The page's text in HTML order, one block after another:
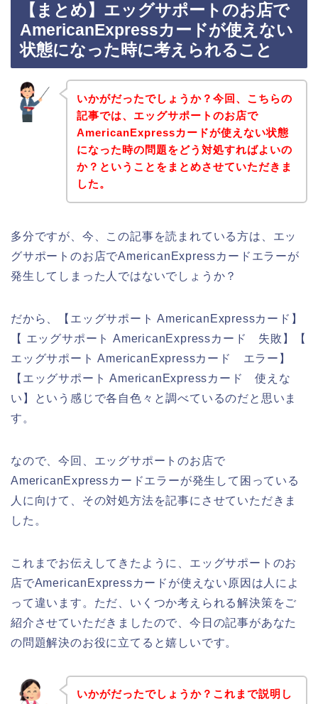
【まとめ】エッグサポートのお店で
AmericanExpressカードが使えない
状態になった時に考えられること
いかがだったでしょうか？今回、こちらの
記事では、エッグサポートのお店で
AmericanExpressカードが使えない状態
になった時の問題をどう対処すればよいの
か？ということをまとめさせていただきま
した。
多分ですが、今、この記事を読まれている方は、エッ
グサポートのお店でAmericanExpressカードエラーが
発生してしまった人ではないでしょうか？
だから、【エッグサポート AmericanExpressカード】
【 エッグサポート AmericanExpressカード 失敗】【
エッグサポート AmericanExpressカード エラー】
【エッグサポート AmericanExpressカード 使えな
い】という感じで各自色々と調べているのだと思いま
す。
なので、今回、エッグサポートのお店で
AmericanExpressカードエラーが発生して困っている
人に向けて、その対処方法を記事にさせていただきま
した。
これまでお伝えしてきたように、エッグサポートのお
店でAmericanExpressカードが使えない原因は人によ
って違います。ただ、いくつか考えられる解決策をご
紹介させていただきましたので、今日の記事があなた
の問題解決のお役に立てると嬉しいです。
いかがだったでしょうか？これまで説明し